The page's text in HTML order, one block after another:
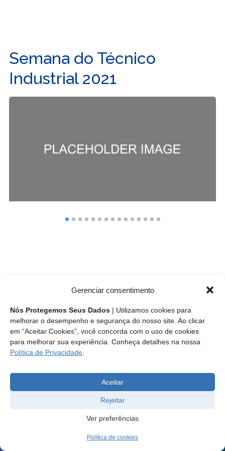
Gerenciar consentimento
Nós Protegemos Seus Dados | Utilizamos cookies para
melhorar o desempenho e segurança do nosso site. Ao clicar
em “Aceitar Cookies”, você concorda com o uso de cookies
para melhorar sua experiência. Conheça detalhes na nossa
Política de Privacidade
Aceitar
Rejeitar
Ver preferências
Política de cookies
Semana do Técnico
Industrial 2021